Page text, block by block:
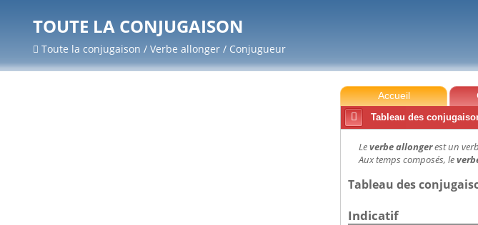
TOUTE LA CONJUGAISON
Toute la conjugaison / Verbe allonger / Conjugueur
Accueil

Tableau des
Leverbe allongerest un
Aux temps composés, le
Tableau des
Indicatif